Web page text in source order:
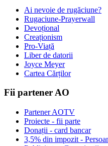
Ai nevoie de rugăciune?
Rugaciune-Prayerwall
Devoțional
Creaționism
Pro-Viață
Liber de datorii
Joyce Meyer
Cartea Cărților
Fii partener AO
Partener AOTV
Proiecte - fii parte
Donații - card bancar
3,5% din impozit -